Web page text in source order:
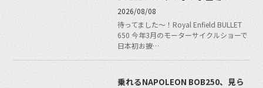
2026/08/08
待ってました〜！Royal Enfield BULLET
650 今年3月のモーターサイクルショーで
日本初お披…
乗れるNAPOLEON BOB250、見ら